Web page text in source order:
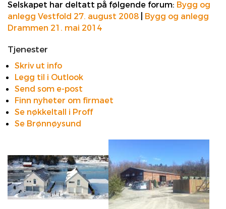
Selskapet har deltatt på følgende forum: Bygg og
anlegg Vestfold 27. august 2008
Bygg og anlegg
Drammen 21. mai 2014
Tjenester
Skriv ut info
Legg til i Outlook
Send som e-post
Finn nyheter om firmaet
Se nøkkeltall i Proff
Se Brønnøysund